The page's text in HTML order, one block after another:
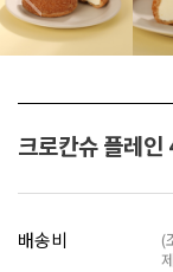
크로칸슈 플레
배송비
(